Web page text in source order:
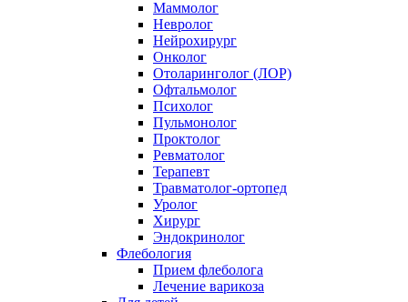
Маммолог
Невролог
Нейрохирург
Онколог
Отоларинголог (ЛОР)
Офтальмолог
Психолог
Пульмонолог
Проктолог
Ревматолог
Терапевт
Травматолог-ортопед
Уролог
Хирург
Эндокринолог
Флебология
Прием флеболога
Лечение варикоза